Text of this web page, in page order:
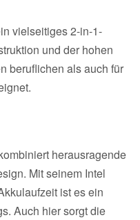
vielseitiges 2-in-1-
und der hohen
beruflichen als auch für
herausragende
Mit seinem Intel
ist es ein
Auch hier sorgt die